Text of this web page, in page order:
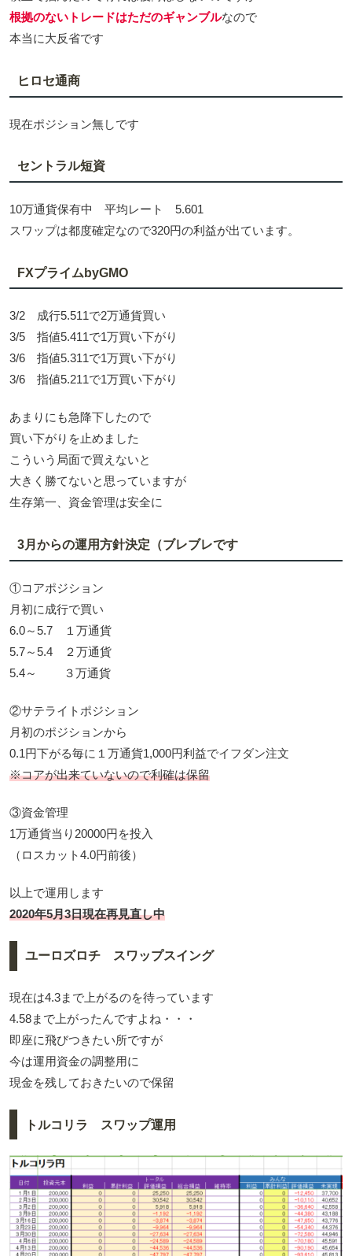
根拠のないトレードはただのギャンブルなので
本当に大反省です
ヒロセ通商
現在ポジション無しです
セントラル短資
10万通貨保有中 平均レート 5.601
スワップは都度確定なので320円の利益が出ています。
FXプライムbyGMO
3/2 成行5.511で2万通貨買い
3/5 指値5.411で1万買い下がり
3/6 指値5.311で1万買い下がり
3/6 指値5.211で1万買い下がり
あまりにも急降下したので
買い下がりを止めました
こういう局面で買えないと
大きく勝てないと思っていますが
生存第一、資金管理は安全に
3月からの運用方針決定（ブレブレです
①コアポジション
月初に成行で買い
6.0～5.7 １万通貨
5.7～5.4 ２万通貨
5.4～ ３万通貨
②サテライトポジション
月初のポジションから
0.1円下がる毎に１万通貨1,000円利益でイフダン注文
※コアが出来ていないので利確は保留
③資金管理
1万通貨当り20000円を投入
（ロスカット4.0円前後）
以上で運用します
2020年5月3日現在再見直し中
ユーロズロチ スワップスイング
現在は4.3まで上がるのを待っています
4.58まで上がったんですよね・・・
即座に飛びつきたい所ですが
今は運用資金の調整用に
現金を残しておきたいので保留
トルコリラ スワップ運用